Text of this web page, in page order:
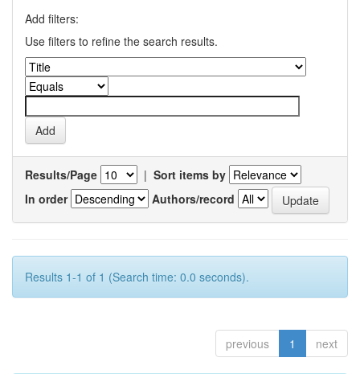
Add filters:
Use filters to refine the search results.
Results/Page | Sort items by
In order
Authors/record
Results 1-1 of 1 (Search time: 0.0 seconds).
previous 1 next